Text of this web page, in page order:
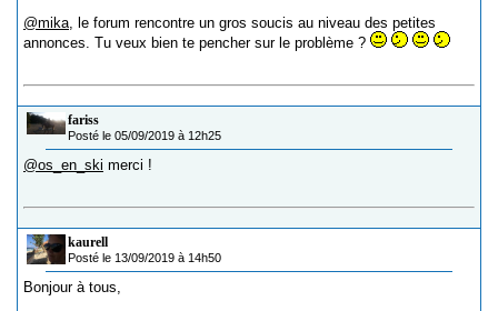
@mika, le forum rencontre un gros soucis au niveau des petites
annonces. Tu veux bien te pencher sur le problème ?
fariss
Posté le 05/09/2019 à 12h25
@os_en_ski merci !
kaurell
Posté le 13/09/2019 à 14h50
Bonjour à tous,